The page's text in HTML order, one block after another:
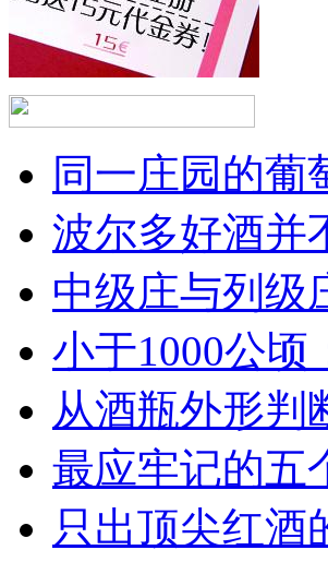
同一庄园的葡
波尔多好酒并
中级庄与列级
小于1000公顷
从酒瓶外形判
最应牢记的五
只出顶尖红酒